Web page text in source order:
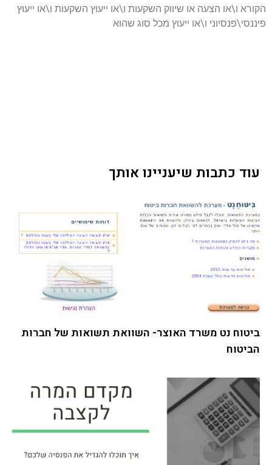
הקורא ו\או הצעה או שיווק השקעות ו\או ייעוץ השקעות ו\או ייעוץ
פיננסי\פנסיוני ו\או ייעוץ מכל סוג שהוא
עוד כתבות שיעניינו אותך
ביטוח נט משרד האוצר- השוואת תשואות של חברות
הביטוח